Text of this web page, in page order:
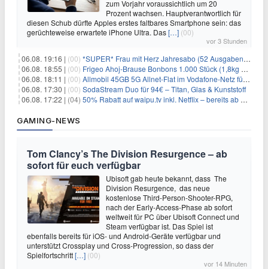
zum Vorjahr voraussichtlich um 20
Prozent wachsen. Hauptverantwortlich für
diesen Schub dürfte Apples erstes faltbares Smartphone sein: das
gerüchteweise erwartete iPhone Ultra. Das[…] (00)
vor 3 Stunden
06.08. 19:16 | (00) *SUPER* Frau mit Herz Jahresabo (52 Ausgaben) für 161,40€ + bis zu 150€ Prämie
06.08. 18:55 | (00) Frigeo Ahoj-Brause Bonbons 1.000 Stück (1,8kg Eimer) für 6,29€
06.08. 18:11 | (00) Allmobil 45GB 5G Allnet-Flat im Vodafone-Netz für eff. 5,91€/Monat dank 50€ Wechselbonus + 0€ AG
06.08. 17:30 | (00) SodaStream Duo für 94€ – Titan, Glas & Kunststoff
06.08. 17:22 | (04) 50% Rabatt auf waipu.tv inkl. Netflix – bereits ab 9€/Monat (statt 17,99€)
GAMING-NEWS
Tom Clancy’s The Division Resurgence – ab
sofort für euch verfügbar
Ubisoft gab heute bekannt, dass The
Division Resurgence, das neue
kostenlose Third-Person-Shooter-RPG,
nach der Early-Access-Phase ab sofort
weltweit für PC über Ubisoft Connect und
Steam verfügbar ist. Das Spiel ist
ebenfalls bereits für iOS- und Android-Geräte verfügbar und
unterstützt Crossplay und Cross-Progression, so dass der
Spielfortschritt[…] (00)
vor 14 Minuten